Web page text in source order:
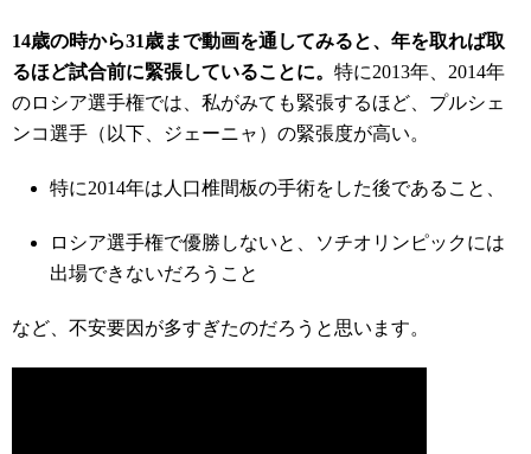
14歳の時から31歳まで動画を通してみると、年を取れば取
るほど試合前に緊張していることに。 特に2013年、2014年
のロシア選手権では、私がみても緊張するほど、プルシェ
ンコ選手（以下、ジェーニャ）の緊張度が高い。
特に2014年は人口椎間板の手術をした後であること、
ロシア選手権で優勝しないと、ソチオリンピックには
出場できないだろうこと
など、不安要因が多すぎたのだろうと思います。